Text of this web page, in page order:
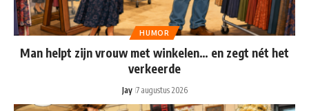
HUMOR
Man helpt zijn vrouw met winkelen… en zegt nét het
verkeerde
Jay 7 augustus 2026